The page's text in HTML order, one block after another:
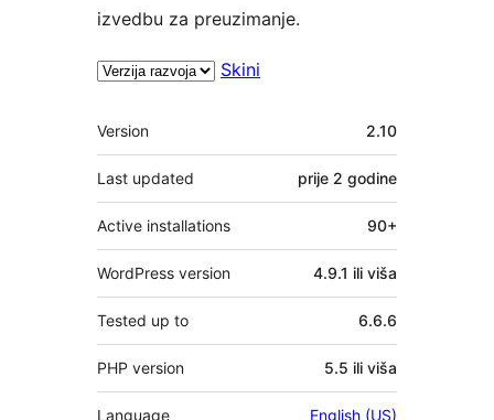
izvedbu za preuzimanje.
Skini
Meta
Version 2.10
Last updated prije 2 godine
Active installations 90+
WordPress version 4.9.1 ili viša
Tested up to 6.6.6
PHP version 5.5 ili viša
Language English (US)